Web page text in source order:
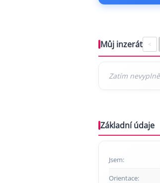
Můj inzerát <
Základní údaje
Jsem:
Orientace: